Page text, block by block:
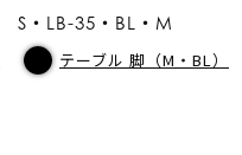
S・LB-35・BL・M
テーブル 脚（M・BL）